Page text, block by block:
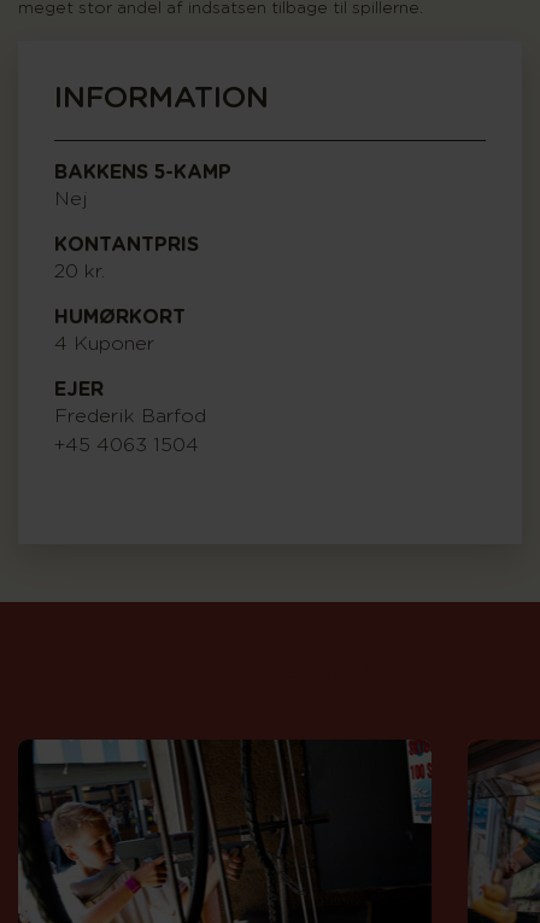
meget stor andel af indsatsen tilbage til spillerne.
INFORMATION
BAKKENS 5-KAMP
Nej
KONTANTPRIS
20 kr.
HUMØRKORT
4 Kuponer
EJER
Frederik Barfod
+45 4063 1504